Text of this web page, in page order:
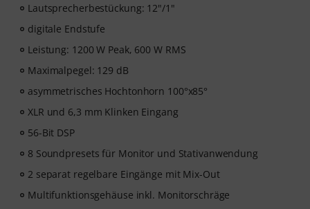
Lautsprecherbestückung: 12"/1"
digitale Endstufe
Leistung: 1200 W Peak, 600 W RMS
Maximalpegel: 129 dB
asymmetrisches Hochtonhorn 100°x85°
XLR und 6,3 mm Klinken Eingang
56-Bit DSP
8 Soundpresets für Monitor und Stativanwendung
2 separat regelbare Eingänge mit Mix-Out
Multifunktionsgehäuse inkl. Monitorschräge